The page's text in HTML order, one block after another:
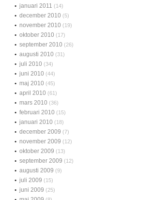
januari 2011 (14)
december 2010 (5)
november 2010 (19)
oktober 2010 (17)
september 2010 (26)
augusti 2010 (31)
juli 2010 (34)
juni 2010 (44)
maj 2010 (45)
april 2010 (61)
mars 2010 (36)
februari 2010 (15)
januari 2010 (18)
december 2009 (7)
november 2009 (12)
oktober 2009 (13)
september 2009 (12)
augusti 2009 (9)
juli 2009 (15)
juni 2009 (25)